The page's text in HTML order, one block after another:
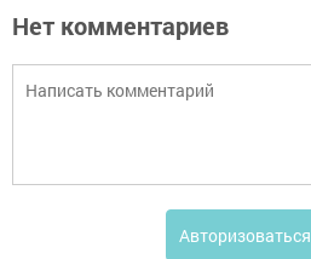
Нет комментариев
Авторизоваться